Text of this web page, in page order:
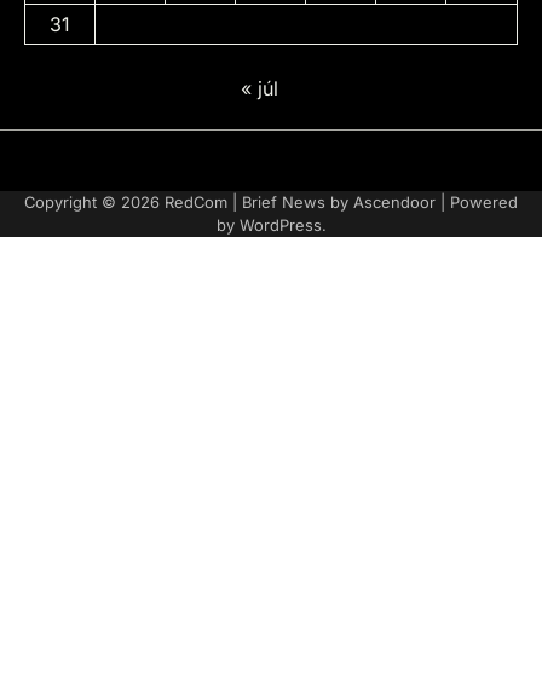
31
« júl
irányelvek
Copyright © 2026 RedCom | Brief News by Ascendoor | Powered
by WordPress.